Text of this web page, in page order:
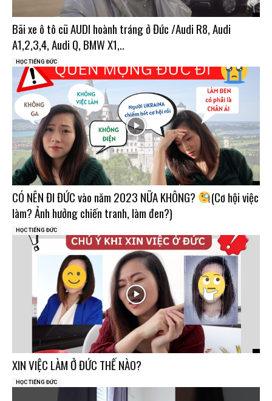
Bãi xe ô tô cũ AUDI hoành tráng ở Đức /Audi R8, Audi
A1,2,3,4, Audi Q, BMW X1,..
HỌC TIẾNG ĐỨC
CÓ NÊN ĐI ĐỨC vào năm 2023 NỮA KHÔNG?
(Cơ hội việc
làm? Ảnh hưởng chiến tranh, làm đen?)
HỌC TIẾNG ĐỨC
XIN VIỆC LÀM Ở ĐỨC THẾ NÀO?
HỌC TIẾNG ĐỨC